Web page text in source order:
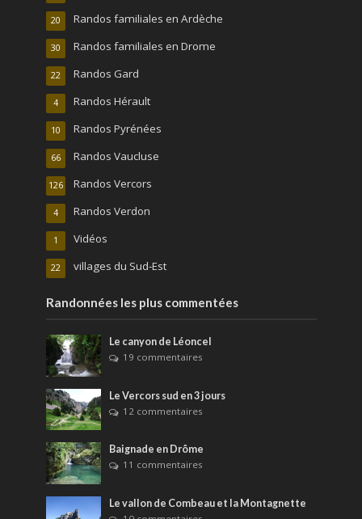
Randos familiales en Ardèche
20
Randos familiales en Drome
30
Randos Gard
22
Randos Hérault
4
Randos Pyrénées
10
Randos Vaucluse
66
Randos Vercors
126
Randos Verdon
4
Vidéos
1
villages du Sud-Est
22
Randonnées les plus commentées
Le canyon de Léoncel
19 commentaires
Le Vercors sud en 3 jours
12 commentaires
Baignade en Drôme
11 commentaires
Le vallon de Combeau et la Montagnette